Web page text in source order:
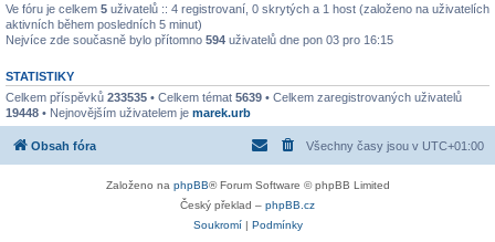
Ve fóru je celkem 5 uživatelů :: 4 registrovaní, 0 skrytých a 1 host (založeno na uživatelích
aktivních během posledních 5 minut)
Nejvíce zde současně bylo přítomno 594 uživatelů dne pon 03 pro 16:15
STATISTIKY
Celkem příspěvků 233535 • Celkem témat 5639 • Celkem zaregistrovaných uživatelů
19448 • Nejnovějším uživatelem je marek.urb
Obsah fóra Všechny časy jsou v UTC+01:00
Založeno na phpBB® Forum Software © phpBB Limited
Český překlad – phpBB.cz
Soukromí| Podmínky